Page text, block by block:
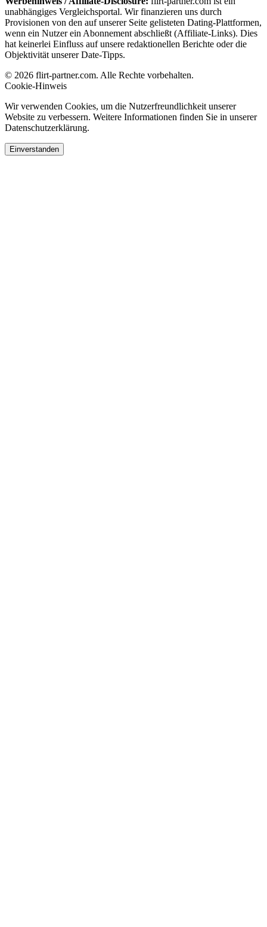
unabhängiges Vergleichsportal. Wir finanzieren uns durch
Provisionen von den auf unserer Seite gelisteten Dating-Plattformen,
wenn ein Nutzer ein Abonnement abschließt (Affiliate-Links). Dies
hat keinerlei Einfluss auf unsere redaktionellen Berichte oder die
Objektivität unserer Date-Tipps.
© 2026 flirt-partner.com. Alle Rechte vorbehalten.
Cookie-Hinweis
Wir verwenden Cookies, um die Nutzerfreundlichkeit unserer
Website zu verbessern. Weitere Informationen finden Sie in unserer
Datenschutzerklärung.
Einverstanden